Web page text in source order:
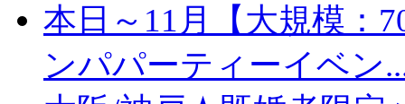
本日～11月【大規模：
ンパパーティーイベン